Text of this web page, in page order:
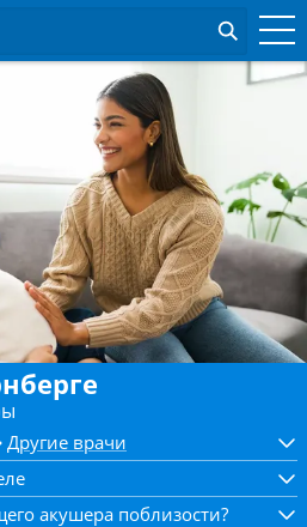
Другие врачи
акушера поблизости?